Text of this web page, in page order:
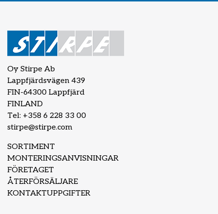
Oy Stirpe Ab
Lappfjärdsvägen 439
FIN-64300 Lappfjärd
FINLAND
Tel: +358 6 228 33 00
stirpe@stirpe.com
SORTIMENT
MONTERINGSANVISNINGAR
FÖRETAGET
ÅTERFÖRSÄLJARE
KONTAKTUPPGIFTER